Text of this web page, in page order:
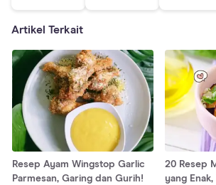
Artikel Terkait
Resep Ayam Wingstop Garlic
Parmesan, Garing dan Gurih!
20 Resep
yang